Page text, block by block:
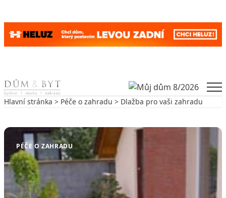
Skip to content
Hlavní stránka > Péče o zahradu > Dlažba pro vaši zahradu
PÉČE O ZAHRADU